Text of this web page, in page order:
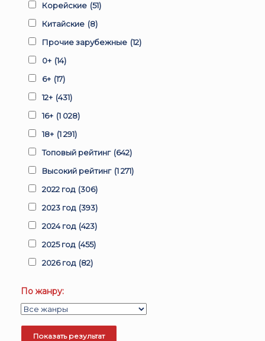
Корейские (51)
Китайские (8)
Прочие зарубежные (12)
0+ (14)
6+ (17)
12+ (431)
16+ (1 028)
18+ (1 291)
Топовый рейтинг (642)
Высокий рейтинг (1 271)
2022 год (306)
2023 год (393)
2024 год (423)
2025 год (455)
2026 год (82)
По жанру: